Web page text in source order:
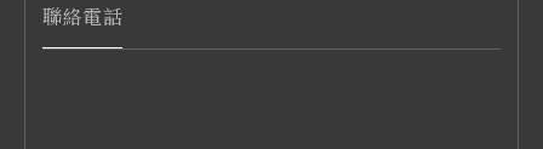
聯絡電話